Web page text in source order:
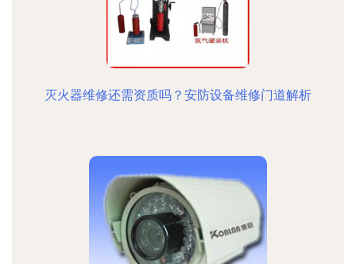
灭火器维修还需资质吗？安防设备维修门道解析